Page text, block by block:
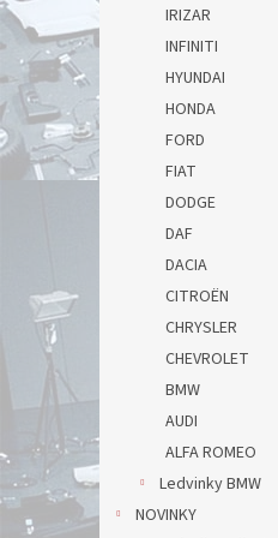
IRIZAR
INFINITI
HYUNDAI
HONDA
FORD
FIAT
DODGE
DAF
DACIA
CITROËN
CHRYSLER
CHEVROLET
BMW
AUDI
ALFA ROMEO
Ledvinky BMW
NOVINKY